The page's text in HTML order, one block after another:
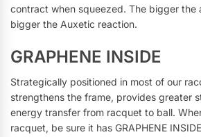
contract when squeezed. The bigger the
bigger the Auxetic reaction.
GRAPHENE INSIDE
Strategically positioned in most of our
strengthens the frame, provides greater
energy transfer from racquet to ball.
racquet, be sure it has GRAPHENE